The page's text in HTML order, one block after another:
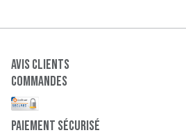
Avis clients
Commandes
paiement sécurisé